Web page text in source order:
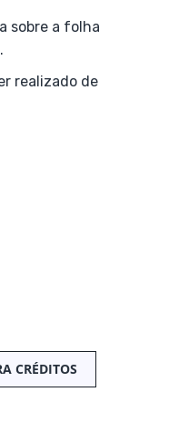
sobre a folha
realizado de
CRÉDITOS